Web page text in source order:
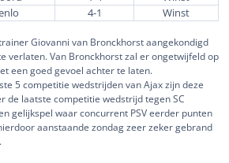
4-1 Winst
Giovanni van Bronckhorst aangekondigd
verlaten. Van Bronckhorst zal er ongetwijfeld op
een goed gevoel achter te laten.
5 competitie wedstrijden van Ajax zijn deze
de laatste competitie wedstrijd tegen SC
gelijkspel waar concurrent PSV eerder punten
aanstaande zondag zeer zeker gebrand